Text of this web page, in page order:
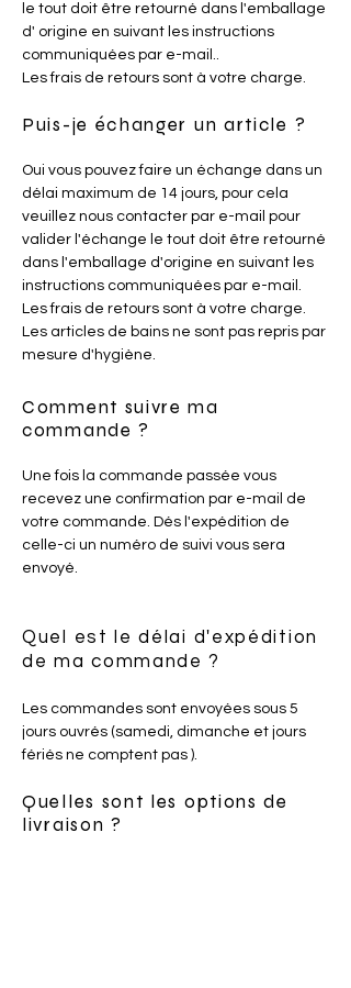
le tout doit être retourné dans l'emballage
d' origine en suivant les instructions
communiquées par e-mail..
Les frais de retours sont à votre charge.
Puis-je échanger un article ?
Oui vous pouvez faire un échange dans un
délai maximum de 14 jours, pour cela
veuillez nous contacter par e-mail pour
valider l'échange le tout doit être retourné
dans l'emballage d'origine en suivant les
instructions communiquées par e-mail.
Les frais de retours sont à votre charge.
Les articles de bains ne sont pas repris par
mesure d'hygiène.
Comment suivre ma
commande ?
Une fois la commande passée vous
recevez une confirmation par e-mail de
votre commande. Dés l'expédition de
celle-ci un numéro de suivi vous sera
envoyé.
Quel est le délai d'expédition
de ma commande ?
Les commandes sont envoyées sous 5
jours ouvrés (samedi, dimanche et jours
fériés ne comptent pas ).
Quelles sont les options de
livraison ?